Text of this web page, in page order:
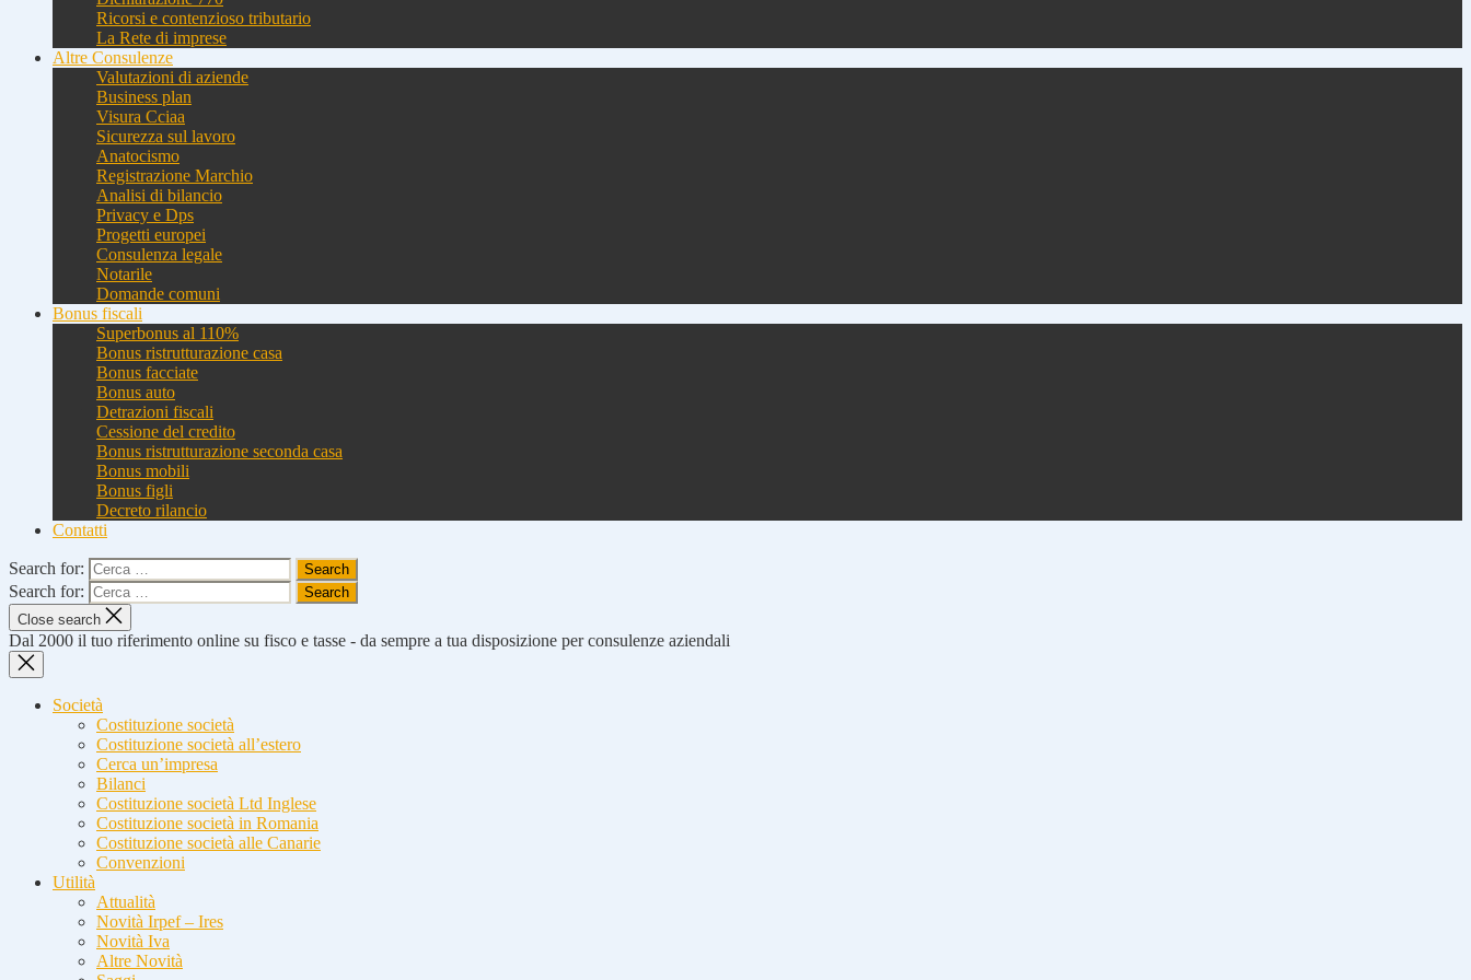
Ricorsi e contenzioso tributario
La Rete di imprese
Altre Consulenze
Valutazioni di aziende
Business plan
Visura Cciaa
Sicurezza sul lavoro
Anatocismo
Registrazione Marchio
Analisi di bilancio
Privacy e Dps
Progetti europei
Consulenza legale
Notarile
Domande comuni
Bonus fiscali
Superbonus al 110%
Bonus ristrutturazione casa
Bonus facciate
Bonus auto
Detrazioni fiscali
Cessione del credito
Bonus ristrutturazione seconda casa
Bonus mobili
Bonus figli
Decreto rilancio
Contatti
Search for:
Search for:
Close search
Dal 2000 il tuo riferimento online su fisco e tasse - da sempre a tua disposizione per consulenze aziendali
Società
Costituzione società
Costituzione società all’estero
Cerca un’impresa
Bilanci
Costituzione società Ltd Inglese
Costituzione società in Romania
Costituzione società alle Canarie
Convenzioni
Utilità
Attualità
Novità Irpef – Ires
Novità Iva
Altre Novità